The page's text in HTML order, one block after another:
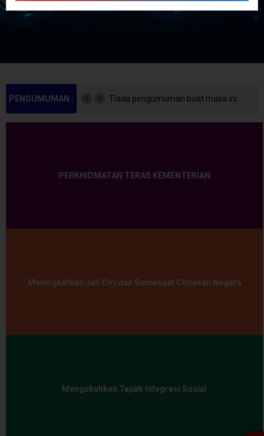
PENGUMUMAN : Tiada pengumuman buat masa ini.
PERKHIDMATAN TERAS KEMENTERIAN
Meningkatkan Jati Diri dan Semangat Cintakan Negara
Mengukuhkan Tapak Integrasi Sosial